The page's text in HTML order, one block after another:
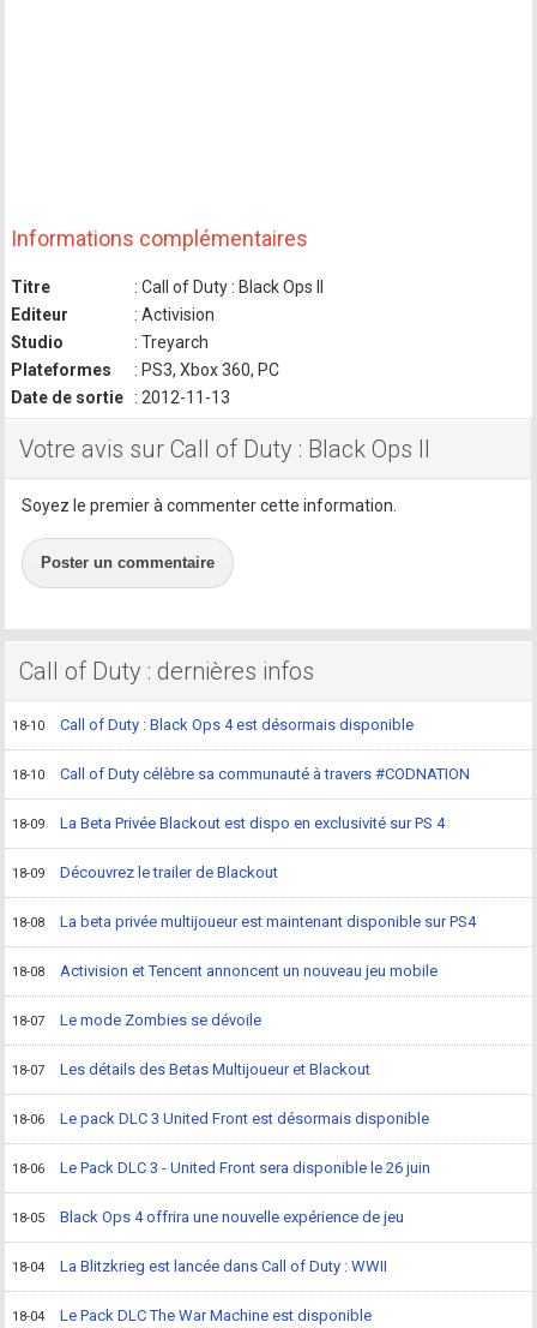
Informations complémentaires
Titre
: Call of Duty : Black Ops II
Editeur
: Activision
Studio
: Treyarch
Plateformes
: PS3, Xbox 360, PC
Date de sortie
: 2012-11-13
Votre avis sur Call of Duty : Black Ops II
Soyez le premier à commenter cette information.
Poster un commentaire
Call of Duty : dernières infos
18-10 Call of Duty : Black Ops 4 est désormais disponible
18-10 Call of Duty célèbre sa communauté à travers #CODNATION
18-09 La Beta Privée Blackout est dispo en exclusivité sur PS 4
18-09 Découvrez le trailer de Blackout
18-08 La beta privée multijoueur est maintenant disponible sur PS4
18-08 Activision et Tencent annoncent un nouveau jeu mobile
18-07 Le mode Zombies se dévoile
18-07 Les détails des Betas Multijoueur et Blackout
18-06 Le pack DLC 3 United Front est désormais disponible
18-06 Le Pack DLC 3 - United Front sera disponible le 26 juin
18-05 Black Ops 4 offrira une nouvelle expérience de jeu
18-04 La Blitzkrieg est lancée dans Call of Duty : WWII
18-04 Le Pack DLC The War Machine est disponible